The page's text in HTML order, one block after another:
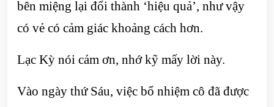
bên miệng lại đổi thành ‘hiệu quả’, như vậy
có vẻ có cảm giác khoảng cách hơn.
Lạc Kỳ nói cảm ơn, nhớ kỹ mấy lời này.
Vào ngày thứ Sáu, việc bổ nhiệm cô đã được